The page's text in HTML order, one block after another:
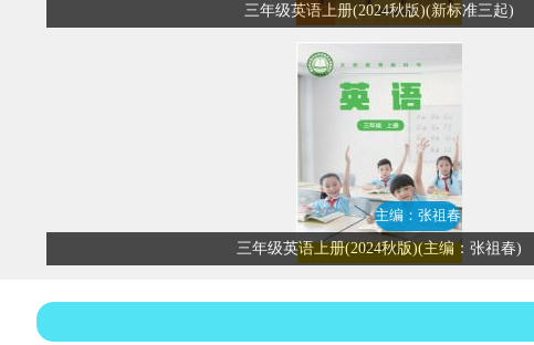
三年级英语上册(2024秋版)(新标准三起)
主编：张祖春
三年级英语上册(2024秋版)(主编：张祖春)